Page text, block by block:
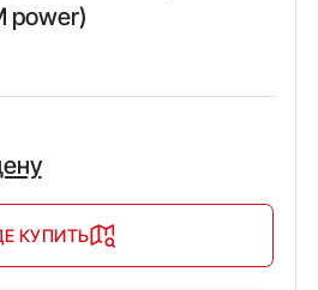
power)
КУПИТЬ